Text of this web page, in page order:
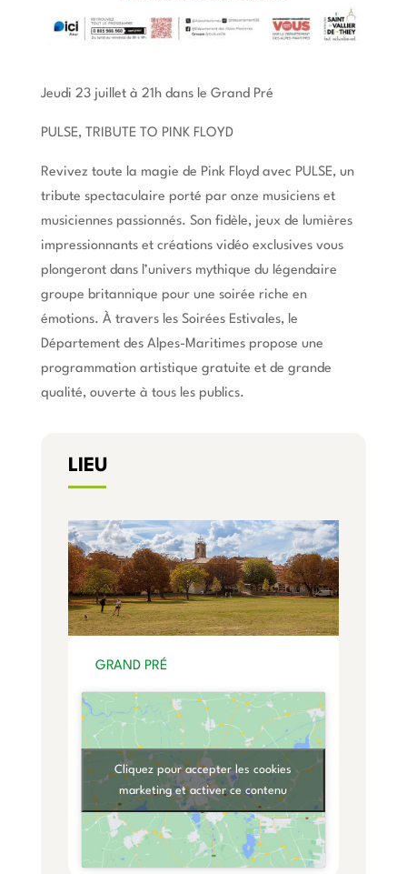
Jeudi 23 juillet à 21h dans le Grand Pré
PULSE, TRIBUTE TO PINK FLOYD
Revivez toute la magie de Pink Floyd avec PULSE, un
tribute spectaculaire porté par onze musiciens et
musiciennes passionnés. Son fidèle, jeux de lumières
impressionnants et créations vidéo exclusives vous
plongeront dans l’univers mythique du légendaire
groupe britannique pour une soirée riche en
émotions. À travers les Soirées Estivales, le
Département des Alpes-Maritimes propose une
programmation artistique gratuite et de grande
qualité, ouverte à tous les publics.
LIEU
GRAND PRÉ
Cliquez pour accepter les cookies
marketing et activer ce contenu